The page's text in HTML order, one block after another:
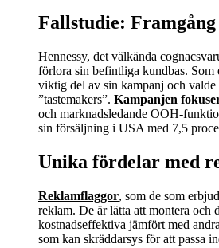
Fallstudie: Framgång
Hennessy, det välkända
förlora sin befintliga kundbas. Som
viktig del av sin kampanj och valde
”tastemakers”. Kampanjen
och marknadsledande OOH-
sin försäljning i USA med 7,5
Unika fördelar med
Reklamflaggor, som de som
reklam. De är lätta att montera och
kostnadseffektiva jämfört med
som kan skräddarsys för att passa